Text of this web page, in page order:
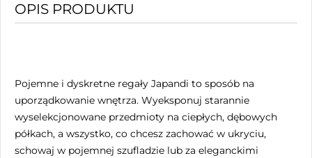
OPIS PRODUKTU
Pojemne i dyskretne regały Japandi to sposób na
uporządkowanie wnętrza. Wyeksponuj starannie
wyselekcjonowane przedmioty na ciepłych, dębowych
półkach, a wszystko, co chcesz zachować w ukryciu,
schowaj w pojemnej szufladzie lub za eleganckimi